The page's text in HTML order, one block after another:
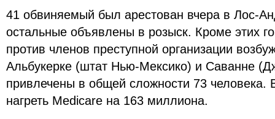
41 обвиняемый был арестован вчера в Лос-
остальные объявлены в розыск. Кроме этих
против членов преступной организации
Альбукерке (штат Нью-Мексико) и Саванне
привлечены в общей сложности 73 человека.
нагреть Medicare на 163 миллиона.